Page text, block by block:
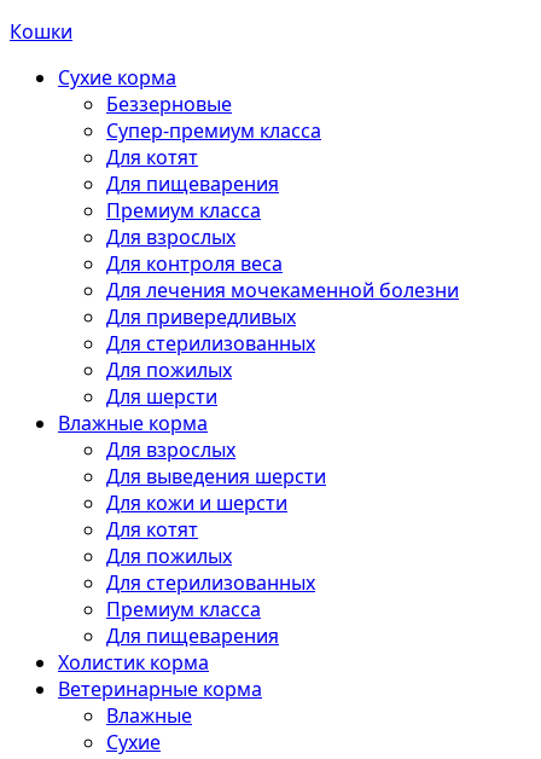
Кошки
Сухие корма
Беззерновые
Супер-премиум класса
Для котят
Для пищеварения
Премиум класса
Для взрослых
Для контроля веса
Для лечения мочекаменной болезни
Для привередливых
Для стерилизованных
Для пожилых
Для шерсти
Влажные корма
Для взрослых
Для выведения шерсти
Для кожи и шерсти
Для котят
Для пожилых
Для стерилизованных
Премиум класса
Для пищеварения
Холистик корма
Ветеринарные корма
Влажные
Сухие